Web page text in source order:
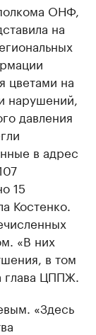
ОНФ,
на
цветами на
нарушений,
давления
в адрес
15
Костенко.
«В них
в том
глава ЦППЖ.
«Здесь